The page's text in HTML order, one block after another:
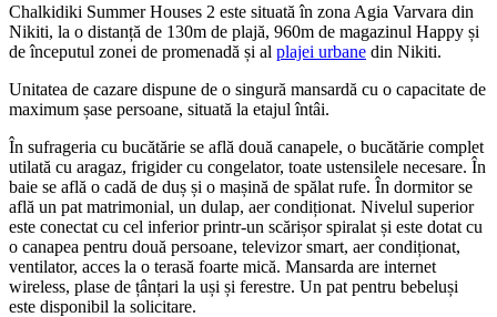
Chalkidiki Summer Houses 2 este situată în zona Agia Varvara din
Nikiti, la o distanță de 130m de plajă, 960m de magazinul Happy și
de începutul zonei de promenadă și al plajei urbane din Nikiti.
Unitatea de cazare dispune de o singură mansardă cu o capacitate de
maximum șase persoane, situată la etajul întâi.
În sufrageria cu bucătărie se află două canapele, o bucătărie complet
utilată cu aragaz, frigider cu congelator, toate ustensilele necesare. În
baie se află o cadă de duș și o mașină de spălat rufe. În dormitor se
află un pat matrimonial, un dulap, aer condiționat. Nivelul superior
este conectat cu cel inferior printr-un scărișor spiralat și este dotat cu
o canapea pentru două persoane, televizor smart, aer condiționat,
ventilator, acces la o terasă foarte mică. Mansarda are internet
wireless, plase de țânțari la uși și ferestre. Un pat pentru bebeluși
este disponibil la solicitare.